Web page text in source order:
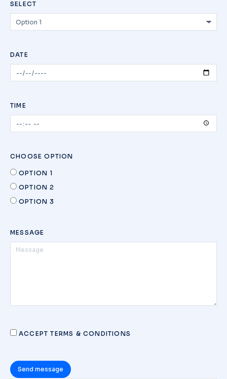
SELECT
DATE
TIME
CHOOSE OPTION
OPTION 1
OPTION 2
OPTION 3
MESSAGE
ACCEPT TERMS & CONDITIONS
Send message